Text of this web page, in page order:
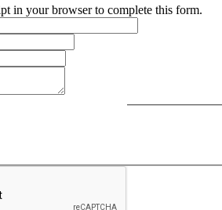
in your browser to complete this form.